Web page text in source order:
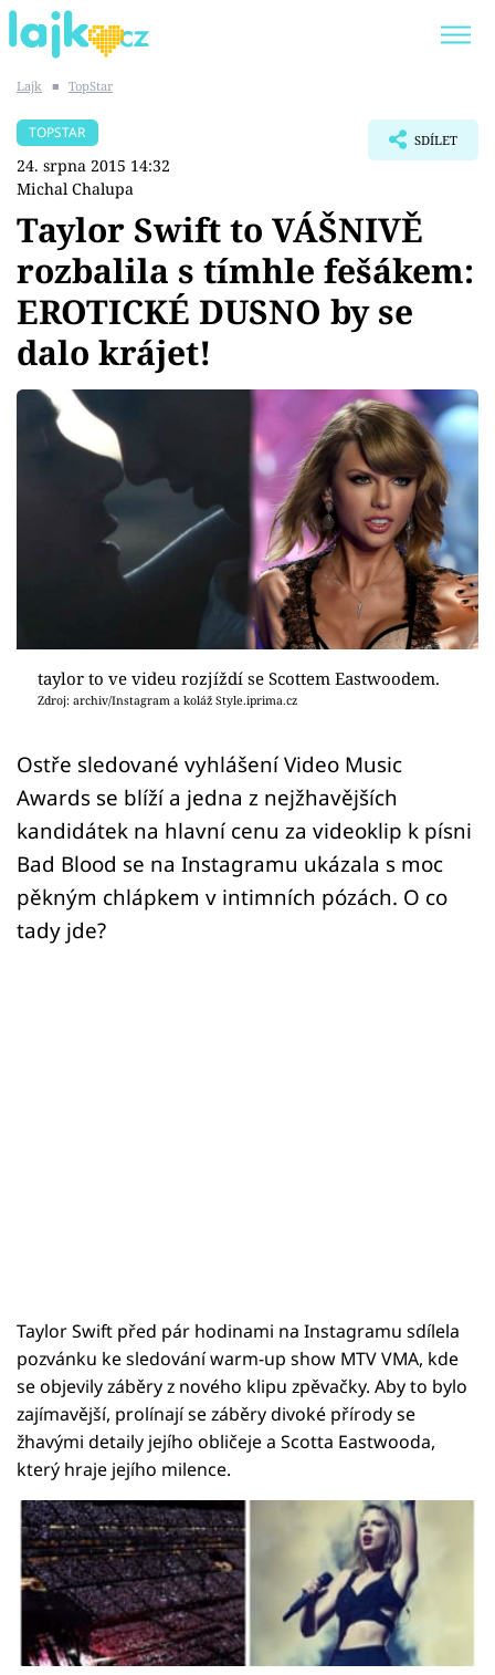
SHOPAHOLICADEL
Témata
Showbyznys
Youtubeři
Virály
Sex a vztahy
Přihlášení
Sledujte nás
Lajk ■ TopStar
TOPSTAR
24. srpna 2015 14:32
Michal Chalupa
SDÍLET
Taylor Swift to VÁŠNIVĚ
rozbalila s tímhle fešákem:
EROTICKÉ DUSNO by se
dalo krájet!
taylor to ve videu rozjíždí se Scottem Eastwoodem.
Zdroj: archiv/Instagram a koláž Style.iprima.cz
Ostře sledované vyhlášení Video Music
Awards se blíží a jedna z nejžhavějších
kandidátek na hlavní cenu za videoklip k písni
Bad Blood se na Instagramu ukázala s moc
pěkným chlápkem v intimních pózách. O co
tady jde?
Taylor Swift před pár hodinami na Instagramu sdílela
pozvánku ke sledování warm-up show MTV VMA, kde
se objevily záběry z nového klipu zpěvačky. Aby to bylo
zajímavější, prolínají se záběry divoké přírody se
žhavými detaily jejího obličeje a Scotta Eastwooda,
který hraje jejího milence.